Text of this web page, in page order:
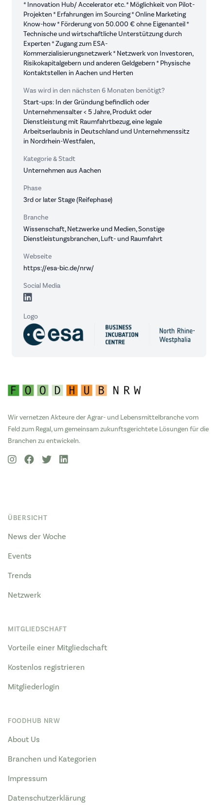
* Innovation Hub/ Accelerator etc. * Möglichkeit von Pilot-
Projekten * Erfahrungen im Sourcing * Online Marketing
Know-how * Förderung von 50.000 € ohne Eigenanteil *
Technische und wirtschaftliche Unterstützung durch
Experten * Zugang zum ESA-
Kommerzialisierungsnetzwerk * Netzwerk von Investoren,
Risikokapitalgebern und anderen Geldgebern * Physische
Kontaktstellen in Aachen und Herten
Was wird in den nächsten 6 Monaten benötigt?
Start-ups: In der Gründung befindlich oder
Unternehmensalter < 5 Jahre, Produkt oder
Dienstleistung mit Raumfahrtbezug, eine legale
Arbeitserlaubnis in Deutschland und Unternehmenssitz
in Nordrhein-Westfalen,
Kategorie & Stadt
Unternehmen aus Aachen
Phase
3rd or later Stage (Reifephase)
Branche
Wissenschaft, Netzwerke und Medien, Sonstige
Dienstleistungsbranchen, Luft- und Raumfahrt
Webseite
https://esa-bic.de/nrw/
Social Media
Logo
Wir vernetzen Akteure der Agrar- und Lebensmittelbranche vom
Feld zum Regal, um gemeinsam zukunftsgerichtete Lösungen für die
Branchen zu entwickeln.
ÜBERSICHT
News der Woche
Events
Trends
Netzwerk
MITGLIEDSCHAFT
Vorteile einer Mitgliedschaft
Kostenlos registrieren
Mitgliederlogin
FOODHUB NRW
About Us
Branchen und Kategorien
Impressum
Datenschutzerklärung